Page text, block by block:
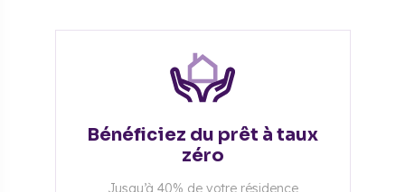
Bénéficiez du prêt à taux
zéro
Jusqu’à 40% de votre résidence